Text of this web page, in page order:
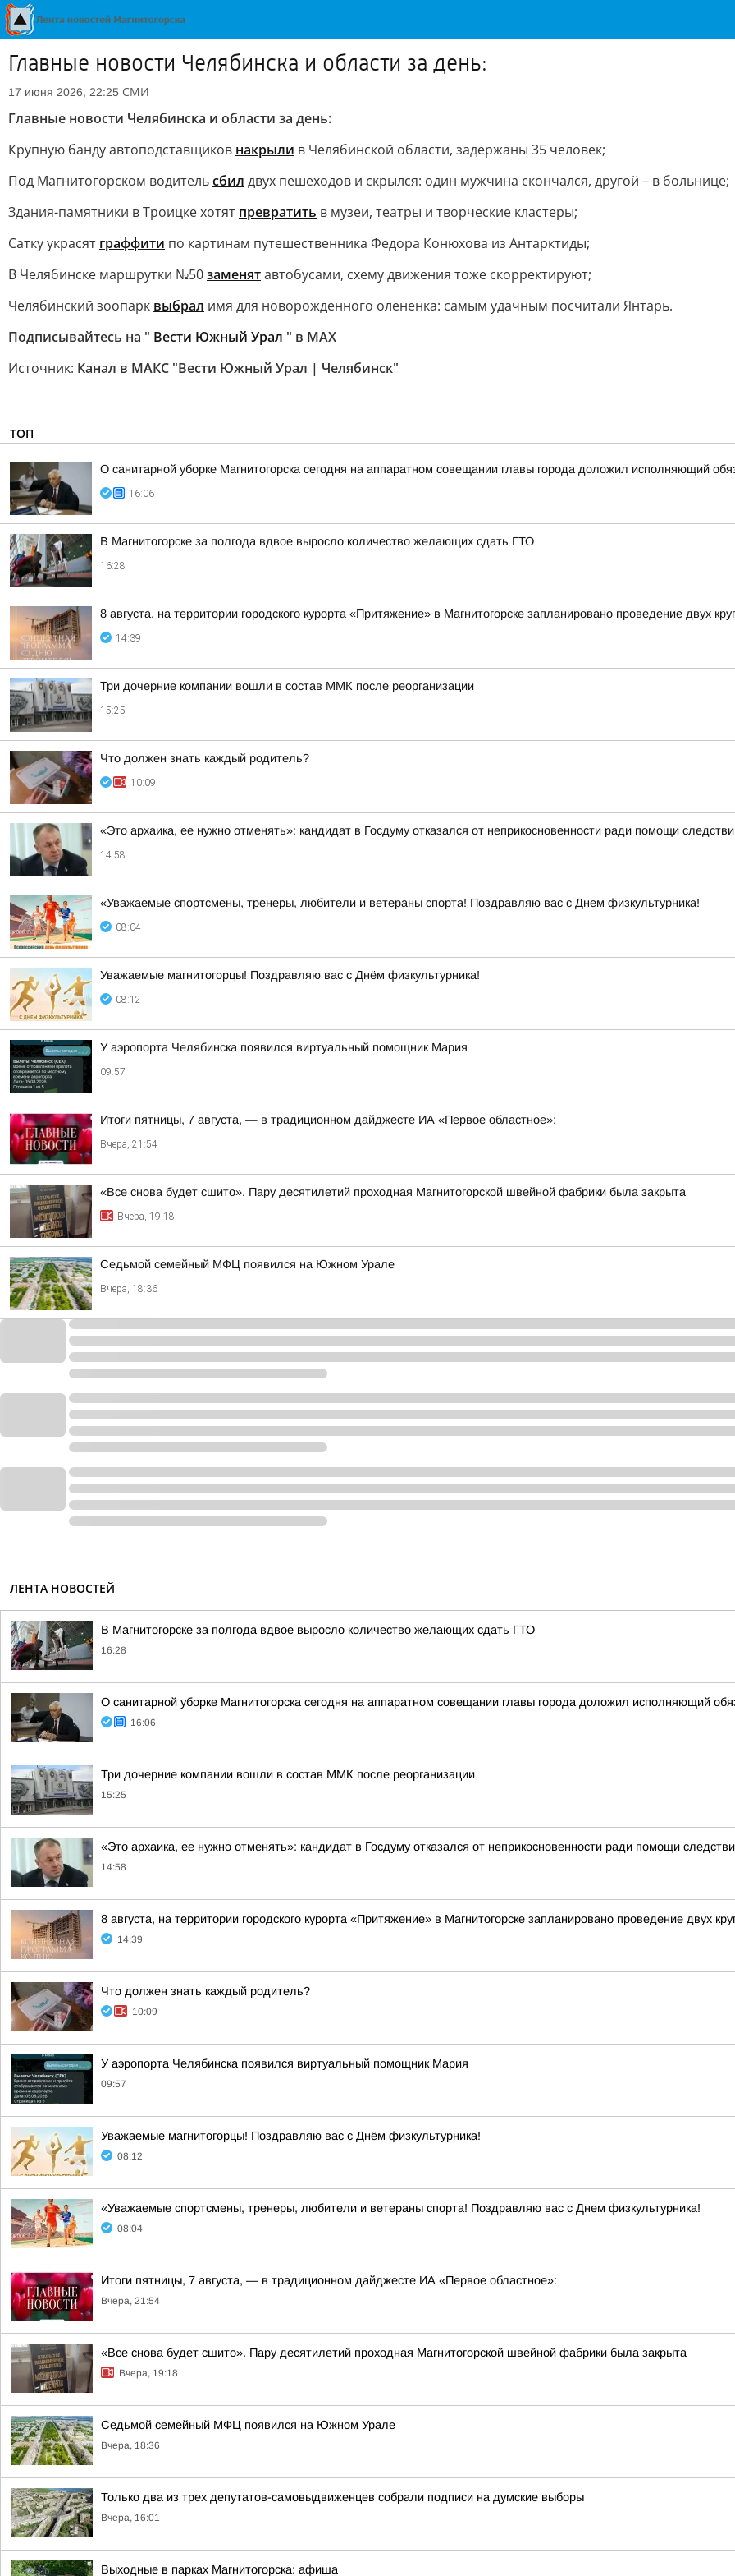
Главные новости Челябинска и области за день:
17 июня 2026, 22:25 СМИ
Главные новости Челябинска и области за день:
Крупную банду автоподставщиков накрыли в Челябинской области, задержаны 35 человек;
Под Магнитогорском водительсбил двух пешеходов и скрылся: один мужчина скончался, другой – в больнице;
Здания-памятники в Троицке хотят превратить в музеи, театры и творческие кластеры;
Сатку украсят граффити по картинам путешественника Федора Конюхова из Антарктиды;
В Челябинске маршрутки №50заменятавтобусами, схему движения тоже скорректируют;
Челябинский зоопарк выбрал имя для новорожденного олененка: самым удачным посчитали Янтарь.
Подписывайтесь на " Вести Южный Урал " в MAХ
Источник: Канал в МАКС "Вести Южный Урал | Челябинск"
ТОП
О санитарной уборке Магнитогорска сегодня на аппаратном совещании главы города доложил исполняющий
16:06
В Магнитогорске за полгода вдвое выросло количество желающих сдать ГТО
16:28
8 августа, на территории городского курорта «Притяжение» в Магнитогорске запланировано проведение двух
14:39
Три дочерние компании вошли в состав ММК после реорганизации
15:25
Что должен знать каждый родитель?
10:09
«Это архаика, ее нужно отменять»: кандидат в Госдуму отказался от неприкосновенности ради помощи
14:58
«Уважаемые спортсмены, тренеры, любители и ветераны спорта! Поздравляю вас с Днем физкультурника!
08:04
Уважаемые магнитогорцы! Поздравляю вас с Днём физкультурника!
08:12
У аэропорта Челябинска появился виртуальный помощник Мария
09:57
Итоги пятницы, 7 августа, — в традиционном дайджесте ИА «Первое областное»:
Вчера, 21:54
«Все снова будет сшито». Пару десятилетий проходная Магнитогорской швейной фабрики была закрыта
Вчера, 19:18
Седьмой семейный МФЦ появился на Южном Урале
Вчера, 18:36
ЛЕНТА НОВОСТЕЙ
В Магнитогорске за полгода вдвое выросло количество желающих сдать ГТО
16:28
О санитарной уборке Магнитогорска сегодня на аппаратном совещании главы города доложил исполняющий
16:06
Три дочерние компании вошли в состав ММК после реорганизации
15:25
«Это архаика, ее нужно отменять»: кандидат в Госдуму отказался от неприкосновенности ради помощи
14:58
8 августа, на территории городского курорта «Притяжение» в Магнитогорске запланировано проведение двух
14:39
Что должен знать каждый родитель?
10:09
У аэропорта Челябинска появился виртуальный помощник Мария
09:57
Уважаемые магнитогорцы! Поздравляю вас с Днём физкультурника!
08:12
«Уважаемые спортсмены, тренеры, любители и ветераны спорта! Поздравляю вас с Днем физкультурника!
08:04
Итоги пятницы, 7 августа, — в традиционном дайджесте ИА «Первое областное»:
Вчера, 21:54
«Все снова будет сшито». Пару десятилетий проходная Магнитогорской швейной фабрики была закрыта
Вчера, 19:18
Седьмой семейный МФЦ появился на Южном Урале
Вчера, 18:36
Только два из трех депутатов-самовыдвиженцев собрали подписи на думские выборы
Вчера, 16:01
Выходные в парках Магнитогорска: афиша